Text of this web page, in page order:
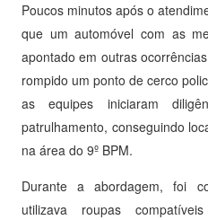
Poucos minutos após o
que um automóvel com as
apontado em outras
rompido um ponto de cerco
as equipes iniciaram
patrulhamento, conseguindo
na área do 9º BPM.
Durante a abordagem, foi
utilizava roupas